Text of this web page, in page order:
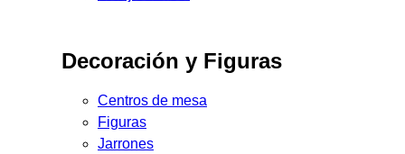
Decoración y Figuras
Centros de mesa
Figuras
Jarrones